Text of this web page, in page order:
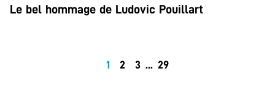
Le bel hommage de Ludovic Pouillart
1 2 3 ... 29